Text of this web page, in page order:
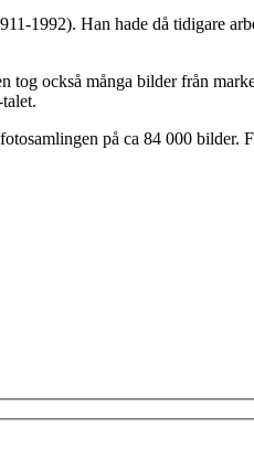
1992). Han hade då tidigare
tog också många bilder från
på ca 84 000